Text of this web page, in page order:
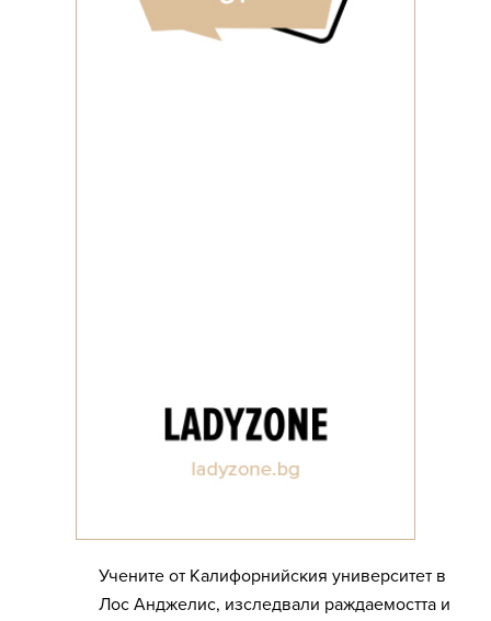
Учените от Калифорнийския университет в
Лос Анджелис, изследвали раждаемостта и